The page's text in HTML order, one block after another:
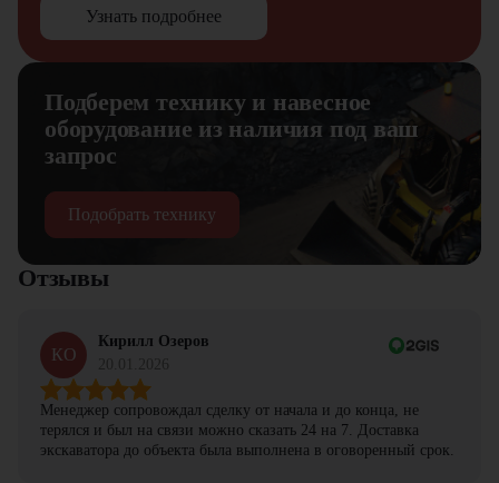
Узнать подробнее
Подберем технику и навесное
оборудование из наличия под ваш
запрос
Подобрать технику
Отзывы
КО
Кирилл Озеров
Менеджер сопровождал сделку от начала и до конца, не
терялся и был на связи можно сказать 24 на 7. Доставка
экскаватора до объекта была выполнена в оговоренный срок.